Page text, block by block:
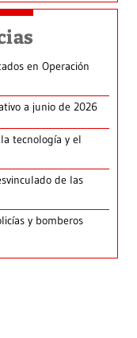
en Operación
a junio de 2026
tecnología y el
de las
y bomberos